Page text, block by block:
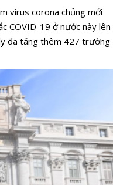
virus corona chủng mới
COVID-19 ở nước này lên
đã tăng thêm 427 trường